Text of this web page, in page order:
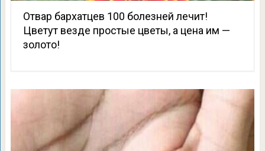
Отвар бархатцев 100 болезней лечит!
Цветут везде простые цветы, а цена им —
золото!